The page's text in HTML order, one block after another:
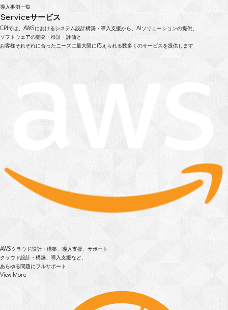
導入事例一覧
Serviceサービス
CPIでは、AWSにおけるシステム設計構築・導入支援から、AIソリューションの提供、
ソフトウェアの開発・検証・評価と
お客様それぞれに合ったニーズに最大限に応えられる数多くのサービスを提供します
AWSクラウド設計・構築、 導入支援、サポート
クラウド設計・構築、導入支援など、
あらゆる問題にフルサポート
View More